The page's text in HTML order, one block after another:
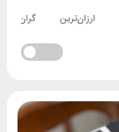
ارزان‌ترین گران‌ترین